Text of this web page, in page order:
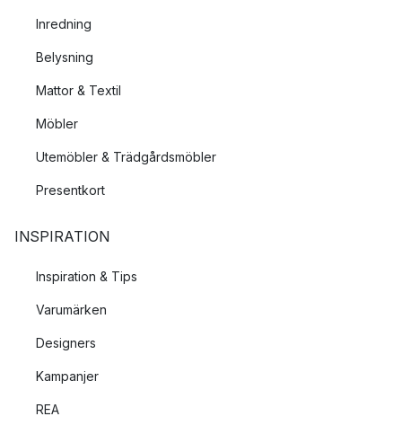
Inredning
Belysning
Mattor & Textil
Möbler
Utemöbler & Trädgårdsmöbler
Presentkort
INSPIRATION
Inspiration & Tips
Varumärken
Designers
Kampanjer
REA